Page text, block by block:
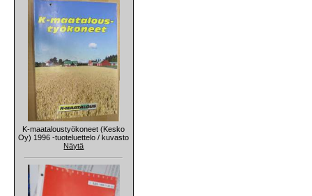
K-maataloustyökoneet (Kesko
Oy) 1996 -tuoteluettelo / kuvasto
Näytä